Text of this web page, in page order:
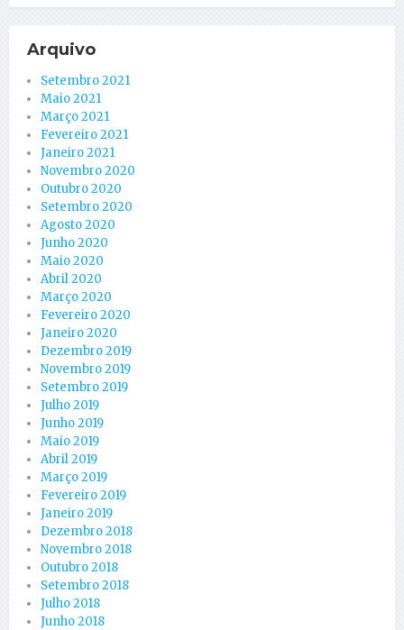
Arquivo
Setembro 2021
Maio 2021
Março 2021
Fevereiro 2021
Janeiro 2021
Novembro 2020
Outubro 2020
Setembro 2020
Agosto 2020
Junho 2020
Maio 2020
Abril 2020
Março 2020
Fevereiro 2020
Janeiro 2020
Dezembro 2019
Novembro 2019
Setembro 2019
Julho 2019
Junho 2019
Maio 2019
Abril 2019
Março 2019
Fevereiro 2019
Janeiro 2019
Dezembro 2018
Novembro 2018
Outubro 2018
Setembro 2018
Julho 2018
Junho 2018